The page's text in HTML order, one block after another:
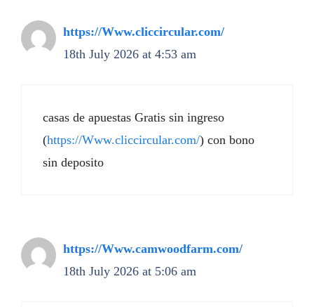
https://Www.cliccircular.com/
18th July 2026 at 4:53 am
casas de apuestas Gratis sin ingreso
(https://Www.cliccircular.com/) con bono
sin deposito
https://Www.camwoodfarm.com/
18th July 2026 at 5:06 am